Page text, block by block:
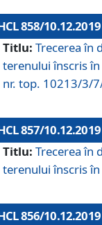
858/10.12.2019
Titlu: Trecerea în
terenului înscris
nr. top. 10213/3/
857/10.12.2019
Titlu: Trecerea în
terenului înscris
856/10.12.2019